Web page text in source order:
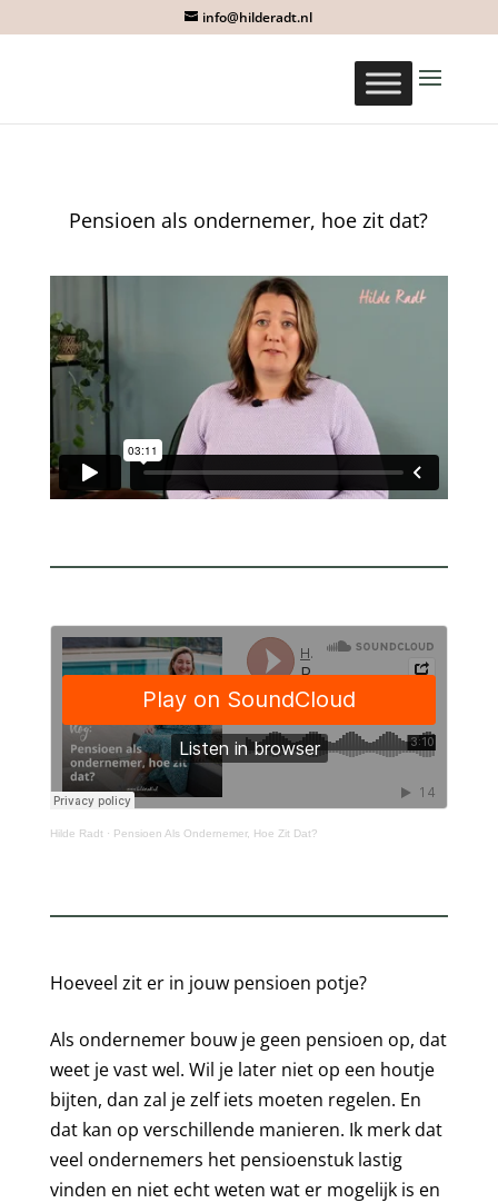
info@hilderadt.nl
Pensioen als ondernemer, hoe zit dat?
Hilde Radt · Pensioen Als Ondernemer, Hoe Zit Dat?
Hoeveel zit er in jouw pensioen potje?
Als ondernemer bouw je geen pensioen op, dat
weet je vast wel. Wil je later niet op een houtje
bijten, dan zal je zelf iets moeten regelen. En
dat kan op verschillende manieren. Ik merk dat
veel ondernemers het pensioenstuk lastig
vinden en niet echt weten wat er mogelijk is en